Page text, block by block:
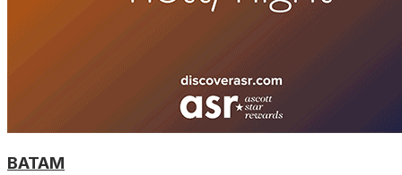
BATAM